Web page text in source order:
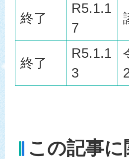
終了
R5.1.1
7
終了
R5.1.1
3
この記事